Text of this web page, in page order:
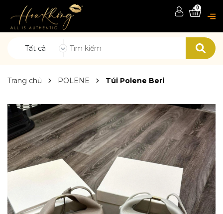
Tất cả
0
Trang chủ POLENE Túi Polene Beri